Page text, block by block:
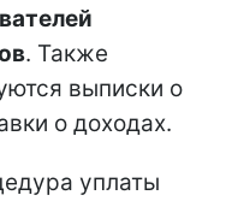
. Также
выписки о
о доходах.
уплаты